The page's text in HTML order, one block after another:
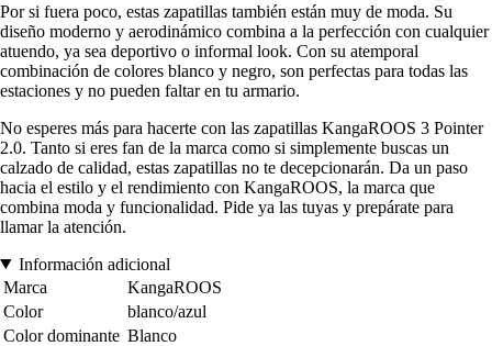
Por si fuera poco, estas zapatillas también están muy de moda. Su
diseño moderno y aerodinámico combina a la perfección con cualquier
atuendo, ya sea deportivo o informal look. Con su atemporal
combinación de colores blanco y negro, son perfectas para todas las
estaciones y no pueden faltar en tu armario.
No esperes más para hacerte con las zapatillas KangaROOS 3 Pointer
2.0. Tanto si eres fan de la marca como si simplemente buscas un
calzado de calidad, estas zapatillas no te decepcionarán. Da un paso
hacia el estilo y el rendimiento con KangaROOS, la marca que
combina moda y funcionalidad. Pide ya las tuyas y prepárate para
llamar la atención.
Información adicional
Marca
KangaROOS
Color
blanco/azul
Color dominante Blanco